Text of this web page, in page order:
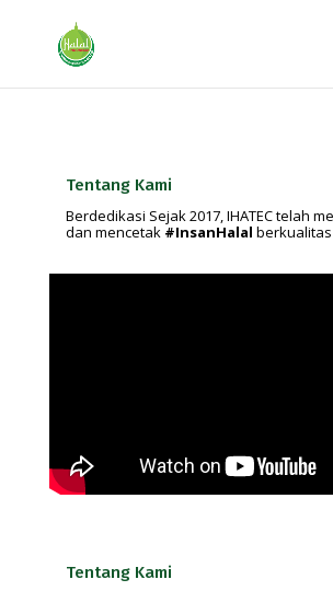
Tentang Kami
Berdedikasi Sejak 2017, IHATEC telah
dan mencetak #InsanHalal berkualitas
Tentang Kami